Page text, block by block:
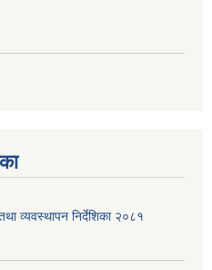
व्यवस्थापन निर्देशिका २०८१